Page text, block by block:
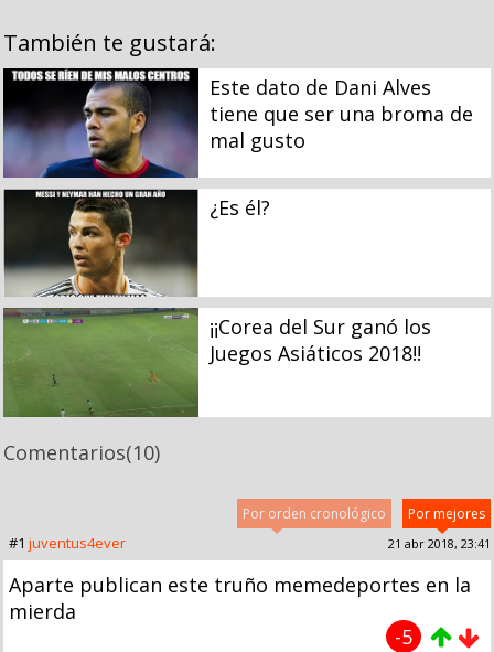
También te gustará:
Este dato de Dani Alves
tiene que ser una broma de
mal gusto
¿Es él?
¡¡Corea del Sur ganó los
Juegos Asiáticos 2018!!
Comentarios(10)
Por mejores
Por orden cronológico
#1 juventus4ever 21 abr 2018, 23:41
Aparte publican este truño memedeportes en la
mierda
-5